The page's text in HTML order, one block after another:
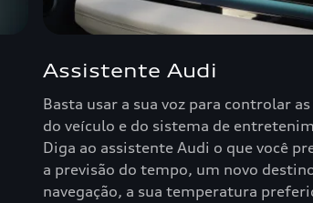
Assistente Audi
Basta usar a sua voz para controlar
do veículo e do sistema de
Diga ao assistente Audi o que você
a previsão do tempo, um novo
navegação, a sua temperatura